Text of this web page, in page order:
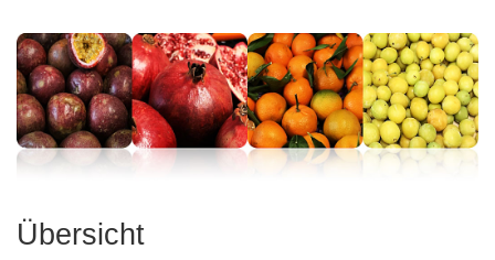
Übersicht